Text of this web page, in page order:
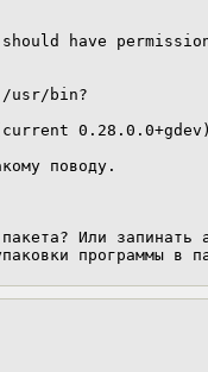
have
/usr/bin?
0.28.0.0+gdev)
поводу.
Или запинать
программы в